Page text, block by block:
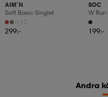
AIM´N
Soft Basic Singlet
+2
299:-
SOC
W
199:-
Andra